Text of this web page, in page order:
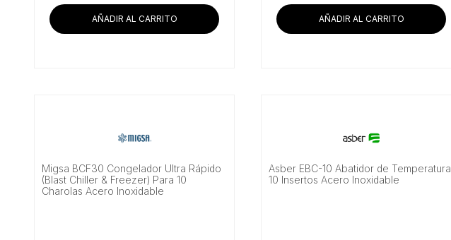
AÑADIR AL CARRITO AÑADIR AL CARRITO
Migsa BCF30 Congelador Ultra Rápido
(Blast Chiller & Freezer) Para 10
Charolas Acero Inoxidable
Asber EBC-10 Abatidor de Temperatura
10 Insertos Acero Inoxidable